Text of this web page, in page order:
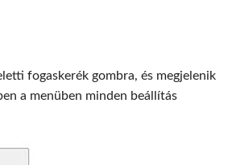
fogaskerék gombra, és megjelenik
a menüben minden beállítás